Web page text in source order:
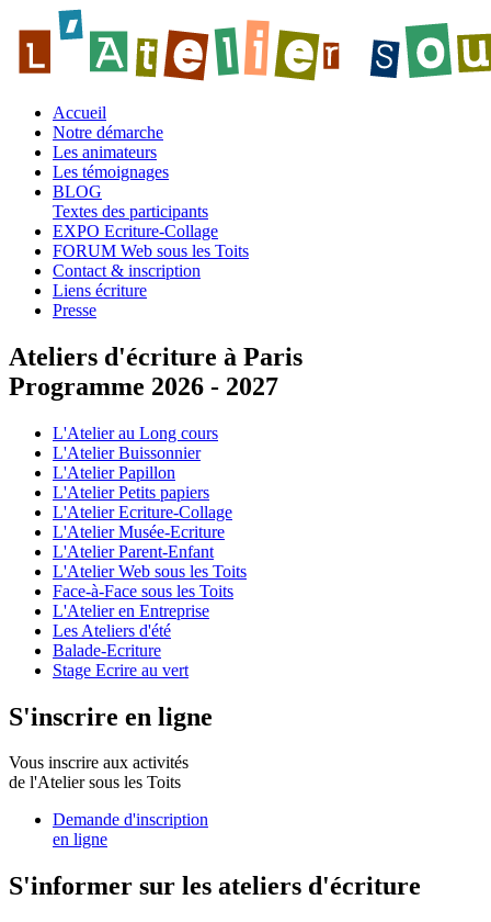
Accueil
Notre démarche
Les animateurs
Les témoignages
BLOG
Textes des participants
EXPO Ecriture-Collage
FORUM Web sous les Toits
Contact & inscription
Liens écriture
Presse
Ateliers d'écriture à Paris
Programme 2026 - 2027
L'Atelier au Long cours
L'Atelier Buissonnier
L'Atelier Papillon
L'Atelier Petits papiers
L'Atelier Ecriture-Collage
L'Atelier Musée-Ecriture
L'Atelier Parent-Enfant
L'Atelier Web sous les Toits
Face-à-Face sous les Toits
L'Atelier en Entreprise
Les Ateliers d'été
Balade-Ecriture
Stage Ecrire au vert
S'inscrire en ligne
Vous inscrire aux activités
de l'Atelier sous les Toits
Demande d'inscription
en ligne
S'informer sur les ateliers d'écriture